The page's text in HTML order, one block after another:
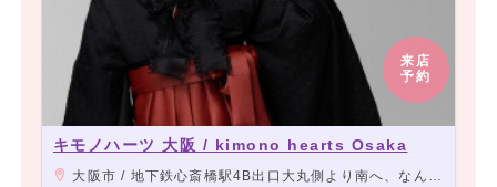
来店
予約
キモノハーツ 大阪 / kimono hearts Osaka
大阪市 / 地下鉄心斎橋駅4B出口大丸側より南へ、なんば駅14番出口より北へ徒歩2分（グリコ・かに道楽の看板近くの御堂筋沿いドンキホーテ向かいの2Fに一蘭があるビルの6F）